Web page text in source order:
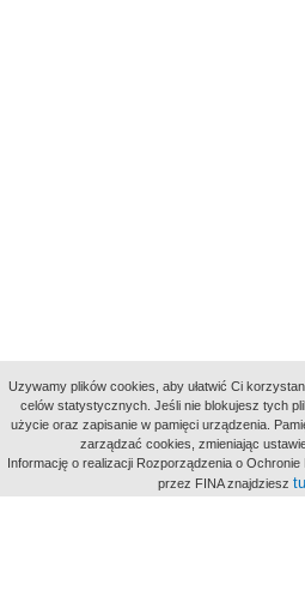
aktywności
Uzywamy plików cookies, aby ułatwić Ci
celów statystycznych. Jeśli nie blokujesz tych
użycie oraz zapisanie w pamięci urządzenia.
zarządzać cookies, zmieniając
Informację o realizacji Rozporządzenia o
przez FINA znajdziesz